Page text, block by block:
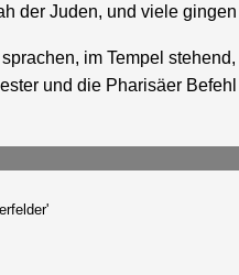
der Juden, und viele
im Tempel
und die Pharisäer